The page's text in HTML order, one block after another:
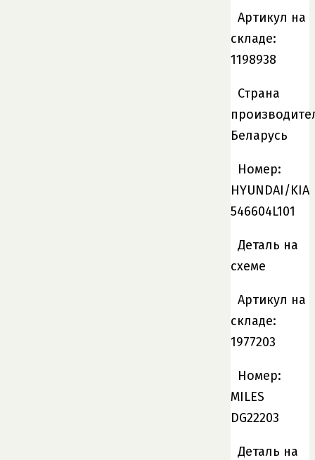
Артикул на
складе:
1198938
Страна
Беларусь
Номер:
HYUNDAI/KIA
546604L101
Деталь на
схеме
Артикул на
складе:
1977203
Номер:
MILES
DG22203
Деталь на